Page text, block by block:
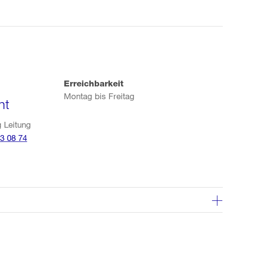
Leitung
08 74
Erreichbarkeit
Montag bis Freitag